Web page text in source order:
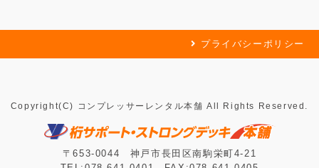
プライバシーポリシー
Copyright(C) コンプレッサーレンタル本舗 All Rights Reserved.
〒653-0044 神戸市長田区南駒栄町4-21